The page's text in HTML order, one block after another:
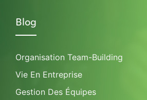
Blog
Organisation Team-Building
Vie En Entreprise
Gestion Des Équipes